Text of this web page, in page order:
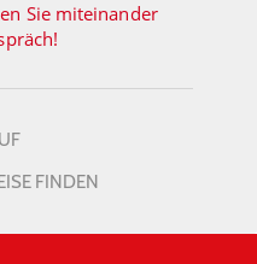
Sie miteinander
FINDEN